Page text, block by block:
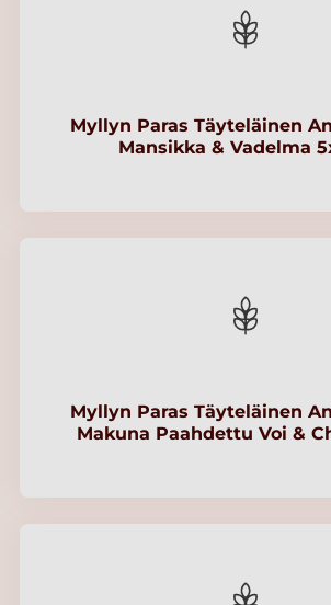
Myllyn Paras Täyteläinen
Mansikka & Vadelma
Myllyn Paras Täyteläinen
Makuna Paahdettu Voi &